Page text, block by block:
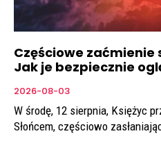
Częściowe zaćmienie
Jak je bezpiecznie
2026-08-03
W środę, 12 sierpnia, Księżyc
Słońcem, częściowo